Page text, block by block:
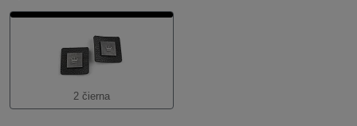
2 čierna